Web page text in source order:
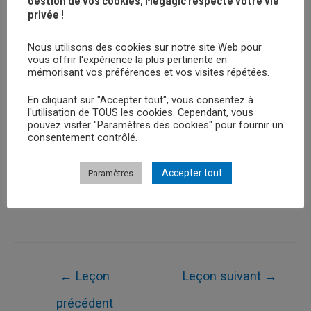
Leçon Précédent
Retour au Cours
Leçon Suivante
← Leçon
précédent
Leçon suivant →
privée !
Nous utilisons des cookies sur notre site Web pour
vous offrir l'expérience la plus pertinente en
mémorisant vos préférences et vos visites répétées.
En cliquant sur "Accepter tout", vous consentez à
l'utilisation de TOUS les cookies. Cependant, vous
pouvez visiter "Paramètres des cookies" pour fournir un
consentement contrôlé.
Paramètres Accepter tout